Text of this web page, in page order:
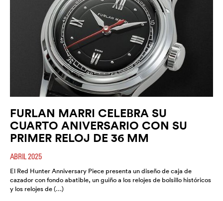
FURLAN MARRI CELEBRA SU
CUARTO ANIVERSARIO CON SU
PRIMER RELOJ DE 36 MM
ABRIL 2025
El Red Hunter Anniversary Piece presenta un diseño de caja de
cazador con fondo abatible, un guiño a los relojes de bolsillo históricos
y los relojes de (…)